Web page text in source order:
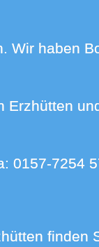
0157-7254
finden